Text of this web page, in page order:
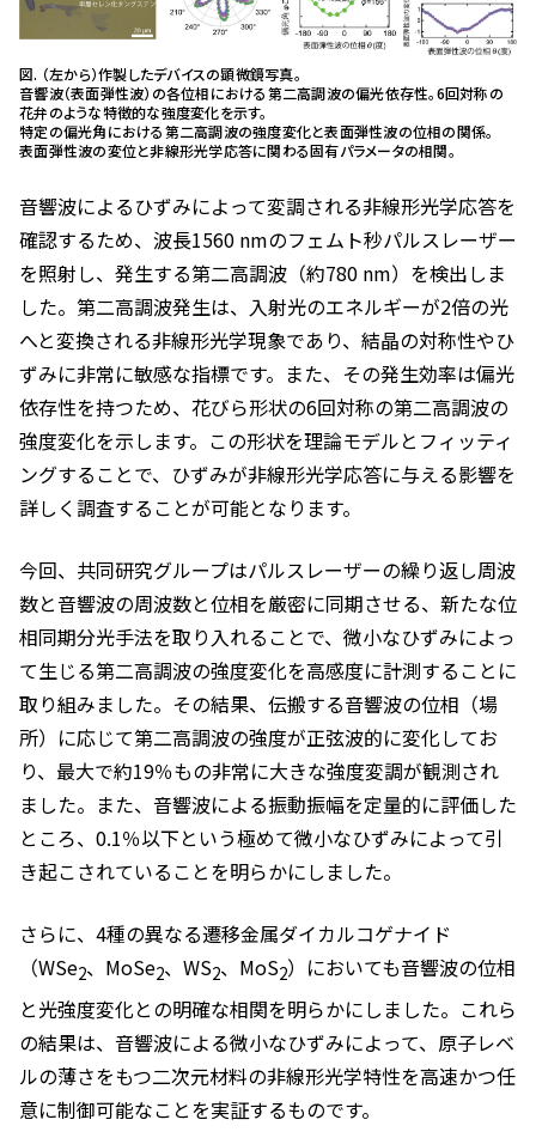
図. （左から）作製したデバイスの顕微鏡写真。
音響波（表面弾性波）の各位相における第二高調波の偏光依存性。6回対称の
花弁のような特徴的な強度変化を示す。
特定の偏光角における第二高調波の強度変化と表面弾性波の位相の関係。
表面弾性波の変位と非線形光学応答に関わる固有パラメータの相関。
音響波によるひずみによって変調される非線形光学応答を
確認するため、波長1560 nmのフェムト秒パルスレーザー
を照射し、発生する第二高調波（約780 nm）を検出しま
した。第二高調波発生は、入射光のエネルギーが2倍の光
へと変換される非線形光学現象であり、結晶の対称性やひ
ずみに非常に敏感な指標です。また、その発生効率は偏光
依存性を持つため、花びら形状の6回対称の第二高調波の
強度変化を示します。この形状を理論モデルとフィッティ
ングすることで、ひずみが非線形光学応答に与える影響を
詳しく調査することが可能となります。
今回、共同研究グループはパルスレーザーの繰り返し周波
数と音響波の周波数と位相を厳密に同期させる、新たな位
相同期分光手法を取り入れることで、微小なひずみによっ
て生じる第二高調波の強度変化を高感度に計測することに
取り組みました。その結果、伝搬する音響波の位相（場
所）に応じて第二高調波の強度が正弦波的に変化してお
り、最大で約19％もの非常に大きな強度変調が観測され
ました。また、音響波による振動振幅を定量的に評価した
ところ、0.1％以下という極めて微小なひずみによって引
き起こされていることを明らかにしました。
さらに、4種の異なる遷移金属ダイカルコゲナイド
（WSe2、MoSe2、WS2、MoS2）においても音響波の位相
と光強度変化との明確な相関を明らかにしました。これら
の結果は、音響波による微小なひずみによって、原子レベ
ルの薄さをもつ二次元材料の非線形光学特性を高速かつ任
意に制御可能なことを実証するものです。